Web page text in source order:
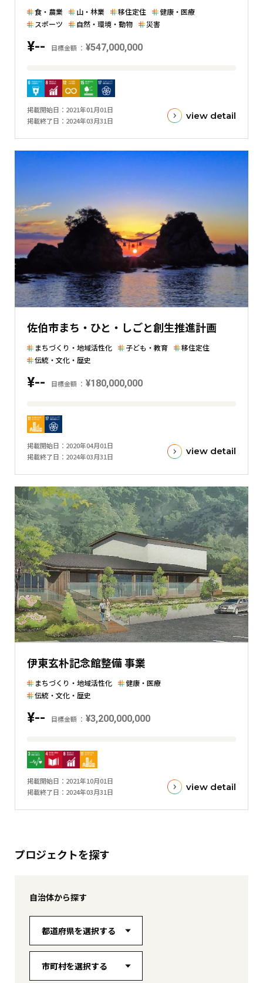
フ
食・農業 山・林業 移住定住
健康・医療
スポーツ
自然・環境・動物 災害
¥-- 目標金額 ¥547,000,000
標
金
額
在
と
の
差
を
表
し
た
棒
ラ
掲載開始日
2021年01月01日
掲載終了日
2024年03月31日 view detail
佐伯市まち・ひと・しごと創生推進計画
まちづくり・地域活性化 子ども・教育
移住定住
伝統・文化・歴史
¥-- 目標金額 ¥180,000,000
標
金
額
現
在
の
金
額
と
の
差
を
表
し
た
棒
ラ
掲載開始日
2020年04月01日
掲載終了日
2024年03月31日 view detail
伊東玄朴記念館整備 事業
まちづくり・地域活性化
健康・医療
伝統・文化・歴史
¥-- 目標金額 ¥3,200,000,000
標
金
額
金
の
差
し
掲載開始日
2021年10月01日
掲載終了日
2024年03月31日 view detail
プロジェクトを探す
自治体から探す